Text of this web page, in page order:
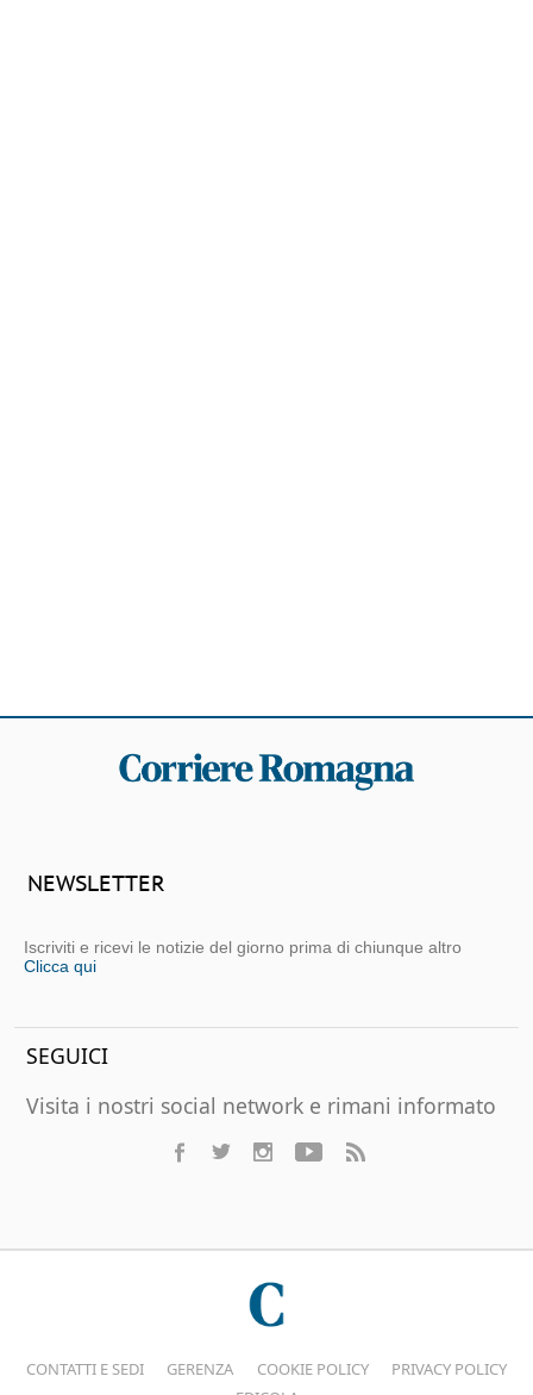
NEWSLETTER
Iscriviti e ricevi le notizie del giorno prima di chiunque altro
Clicca qui
SEGUICI
Visita i nostri social network e rimani informato
CONTATTI E SEDI GERENZA COOKIE POLICY
PRIVACY POLICY